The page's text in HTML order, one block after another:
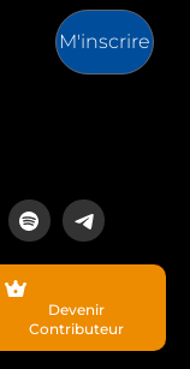
M'inscrire
est un média
ses lecteurs.
Devenir
Contributeur